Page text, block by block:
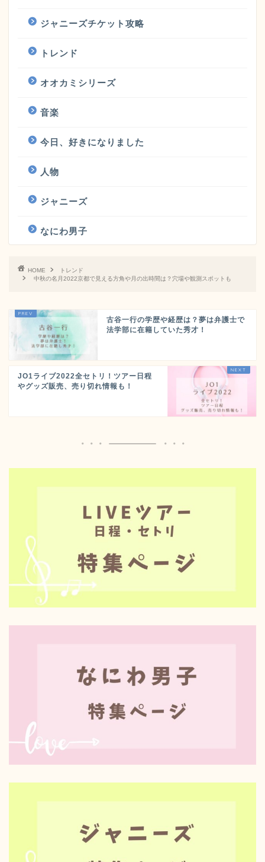
ジャニーズチケット攻略
トレンド
オオカミシリーズ
音楽
今日、好きになりました
人物
ジャニーズ
なにわ男子
HOME
トレンド
中秋の名月2022京都で見える方角や月の出時間は？穴場や観測スポットも
古谷一行の学歴や経歴は？夢は弁護士で
法学部に在籍していた秀才！
JO1ライブ2022全セトリ！ツアー日程
やグッズ販売、売り切れ情報も！